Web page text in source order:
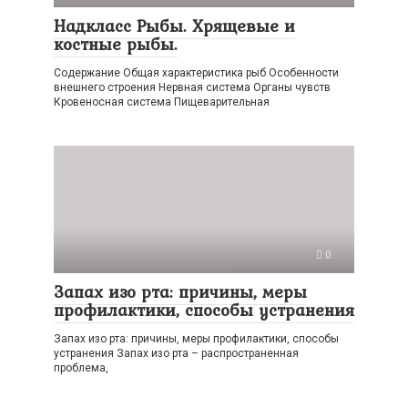
Надкласс Рыбы. Хрящевые и
костные рыбы.
Содержание Общая характеристика рыб Особенности
внешнего строения Нервная система Органы чувств
Кровеносная система Пищеварительная
0
Запах изо рта: причины, меры
профилактики, способы устранения
Запах изо рта: причины, меры профилактики, способы
устранения Запах изо рта – распространенная
проблема,